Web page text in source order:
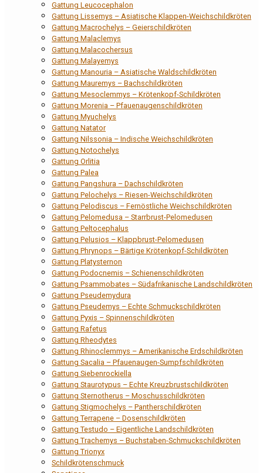
Gattung Leucocephalon
Gattung Lissemys – Asiatische Klappen-Weichschildkröten
Gattung Macrochelys – Geierschildkröten
Gattung Malaclemys
Gattung Malacochersus
Gattung Malayemys
Gattung Manouria – Asiatische Waldschildkröten
Gattung Mauremys – Bachschildkröten
Gattung Mesoclemmys – Krötenkopf-Schildkröten
Gattung Morenia – Pfauenaugenschildkröten
Gattung Myuchelys
Gattung Natator
Gattung Nilssonia – Indische Weichschildkröten
Gattung Notochelys
Gattung Orlitia
Gattung Palea
Gattung Pangshura – Dachschildkröten
Gattung Pelochelys – Riesen-Weichschildkröten
Gattung Pelodiscus – Fernöstliche Weichschildkröten
Gattung Pelomedusa – Starrbrust-Pelomedusen
Gattung Peltocephalus
Gattung Pelusios – Klappbrust-Pelomedusen
Gattung Phrynops – Bärtige Krötenkopf-Schildkröten
Gattung Platysternon
Gattung Podocnemis – Schienenschildkröten
Gattung Psammobates – Südafrikanische Landschildkröten
Gattung Pseudemydura
Gattung Pseudemys – Echte Schmuckschildkröten
Gattung Pyxis – Spinnenschildkröten
Gattung Rafetus
Gattung Rheodytes
Gattung Rhinoclemmys – Amerikanische Erdschildkröten
Gattung Sacalia – Pfauenaugen-Sumpfschildkröten
Gattung Siebenrockiella
Gattung Staurotypus – Echte Kreuzbrustschildkröten
Gattung Sternotherus – Moschusschildkröten
Gattung Stigmochelys – Pantherschildkröten
Gattung Terrapene – Dosenschildkröten
Gattung Testudo – Eigentliche Landschildkröten
Gattung Trachemys – Buchstaben-Schmuckschildkröten
Gattung Trionyx
Schildkrötenschmuck